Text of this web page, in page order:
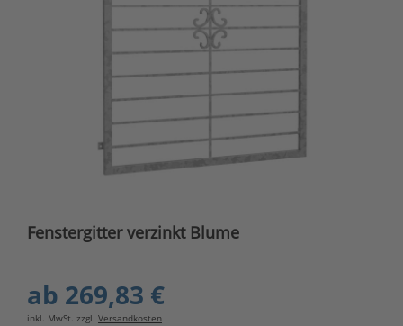
Fenstergitter verzinkt Blume
ab 269,83 €
inkl. MwSt. zzgl. Versandkosten